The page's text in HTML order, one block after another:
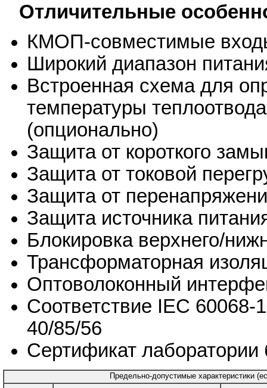
Отличительные
КМОП-совместимые
Широкий диапазон
Встроенная схема для
температуры
(опционально)
Защита от короткого
Защита от токовой
Защита от
Защита источника
Блокировка верхнего/
Трансформаторная
Оптоволоконный
Соответствие IEC 60068-
40/85/56
Сертификат лаборатории
Предельно-допустимые характеристики